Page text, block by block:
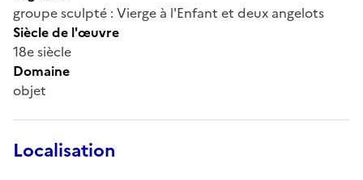
groupe sculpté : Vierge à l'Enfant et deux angelots
Siècle de l'œuvre
18e siècle
Domaine
objet
Localisation